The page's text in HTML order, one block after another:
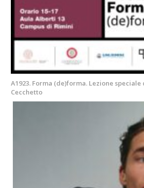
A1923. Forma (de)forma. Lezione speciale
Cecchetto